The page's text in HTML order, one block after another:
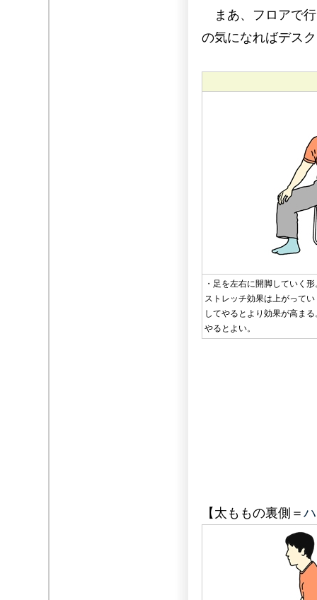
まあ、フロアで
の気になればデス
・足を左右に開脚していく
ストレッチ効果は上がって
してやるとより効果が高ま
やるとよい。
【太ももの裏側＝